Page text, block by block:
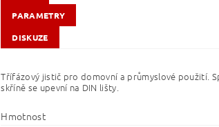
PARAMETRY
DISKUZE
Třífázový jistič pro domovní a průmyslové použití.
skříně se upevní na DIN lišty.
Hmotnost